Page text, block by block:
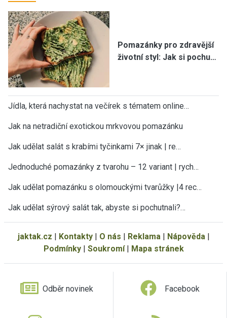
Pomazánky pro zdravější
životní styl: Jak si pochu…
Jídla, která nachystat na večírek s tématem online…
Jak na netradiční exotickou mrkvovou pomazánku
Jak udělat salát s krabími tyčinkami 7× jinak | re…
Jednoduché pomazánky z tvarohu – 12 variant | rych…
Jak udělat pomazánku s olomouckými tvarůžky |4 rec…
Jak udělat sýrový salát tak, abyste si pochutnali?…
jaktak.cz Kontakty| O nás Reklama| Nápověda|
Podmínky| Soukromí| Mapa stránek
Odběr novinek Facebook